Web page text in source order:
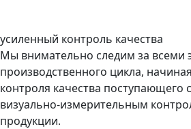
усиленный контроль качества
Мы внимательно следим за всеми
производственного цикла,
контроля качества поступающего
визуально-измерительным
продукции.